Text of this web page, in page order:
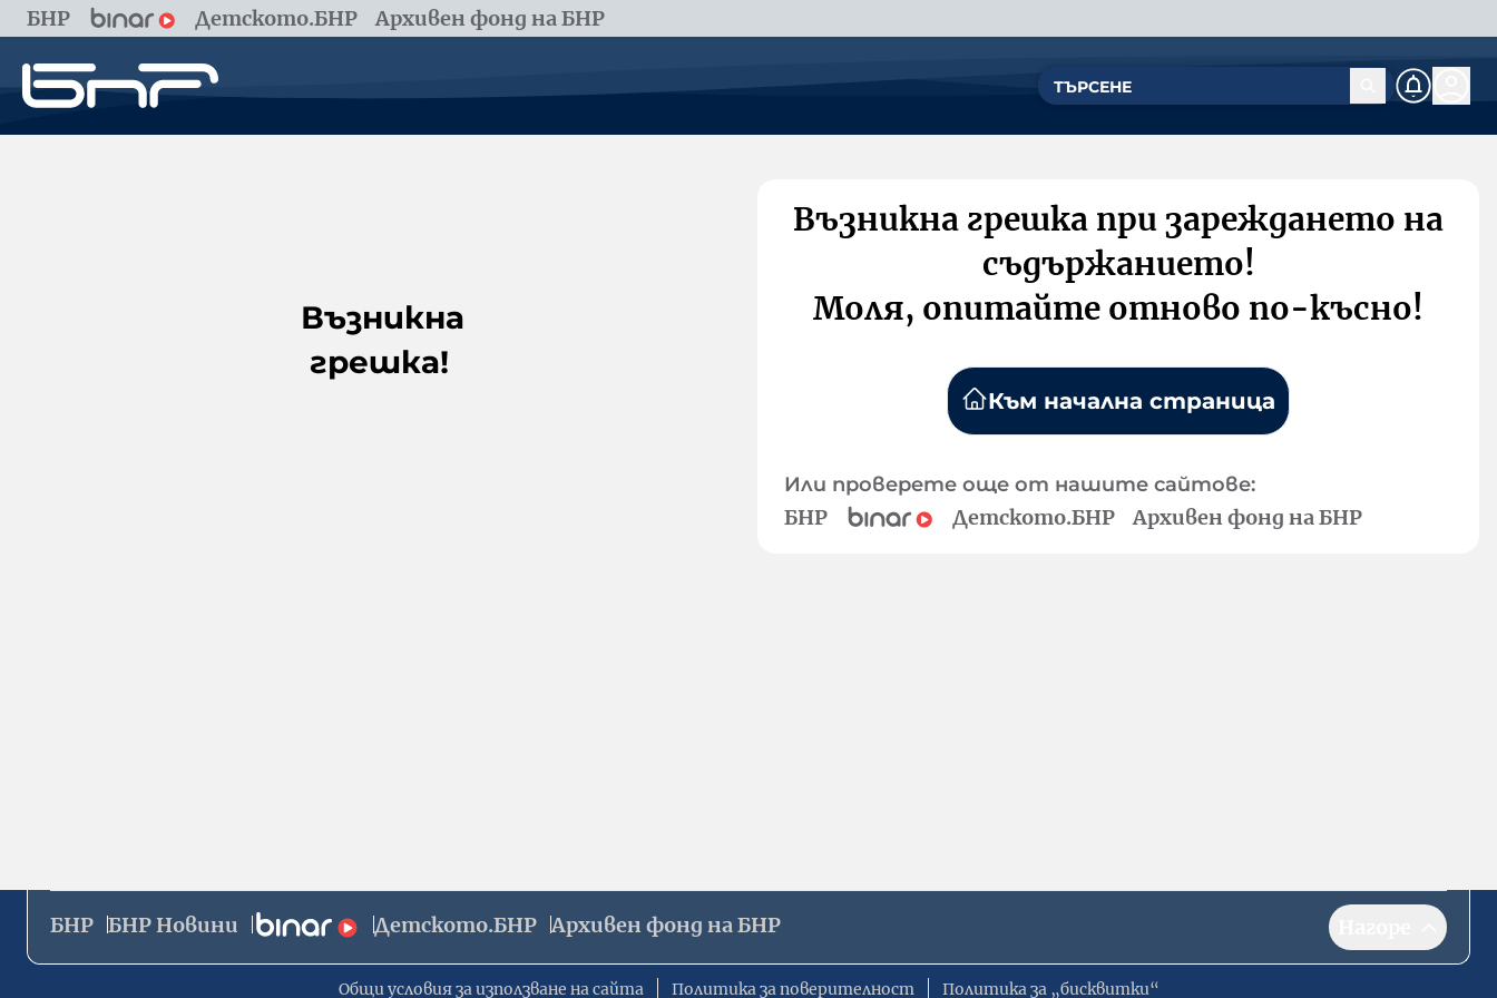
БНР Детското.БНР Архивен фонд на БНР
Възникна
грешка!
Възникна грешка при зареждането на
съдържанието!
Моля, опитайте отново по-късно!
Към начална страница
Или проверете още от нашите сайтове:
БНР Детското.БНР Архивен фонд на БНР
БНР БНР Новини Детското.БНР Архивен фонд на БНР
Общи условия за използване на сайта Политика за поверителност Политика за „бисквитки“